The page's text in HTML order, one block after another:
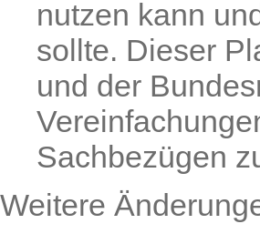
nutzen kann
sollte. Dieser
und der
Sachbezügen
Weitere